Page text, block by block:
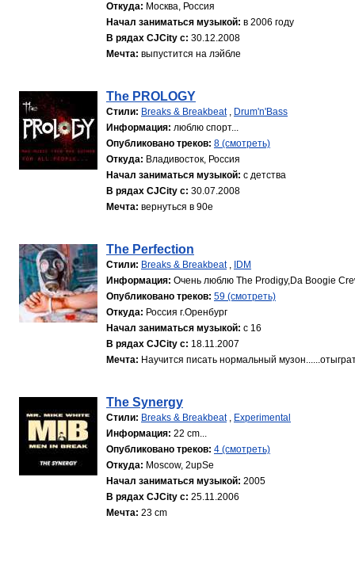
Откуда: Москва, Россия
Начал заниматься музыкой: в 2006 году
В рядах CJCity с: 30.12.2008
Мечта: выпустится на лэйбле
The PROLOGY
Стили: Breaks & Breakbeat, Drum'n'Bass
Информация: люблю спорт...
Опубликовано треков: 8 (смотреть)
Откуда: Владивосток, Россия
Начал заниматься музыкой: с детства
В рядах CJCity с: 30.07.2008
Мечта: вернуться в 90е
The Perfection
Стили: Breaks & Breakbeat, IDM
Информация: Очень люблю The Prodigy,Da Boogie
Опубликовано треков: 59 (смотреть)
Откуда: Россия г.Оренбург
Начал заниматься музыкой: с 16
В рядах CJCity с: 18.11.2007
Мечта: Научится писать нормальный
The Synergy
Стили: Breaks & Breakbeat, Experimental
Информация: 22 cm...
Опубликовано треков: 4 (смотреть)
Откуда: Moscow, 2upSe
Начал заниматься музыкой: 2005
В рядах CJCity с: 25.11.2006
Мечта: 23 cm